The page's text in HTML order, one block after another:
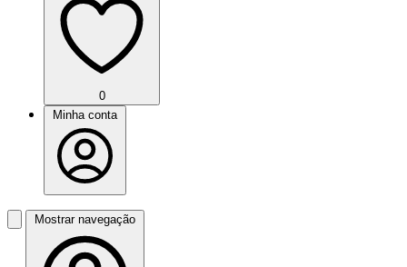
0
Minha conta
Mostrar navegação